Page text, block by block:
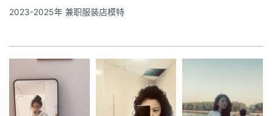
2023-2025年 兼职服装店模特